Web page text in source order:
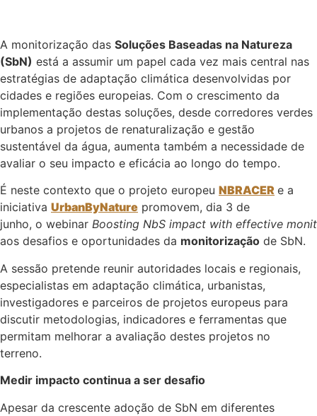
A monitorização das Soluções Baseadas na Natureza
(SbN) está a assumir um papel cada vez mais central nas
estratégias de adaptação climática desenvolvidas por
cidades e regiões europeias. Com o crescimento da
implementação destas soluções, desde corredores verdes
urbanos a projetos de renaturalização e gestão
sustentável da água, aumenta também a necessidade de
avaliar o seu impacto e eficácia ao longo do tempo.
É neste contexto que o projeto europeu NBRACER e a
iniciativa UrbanByNature promovem, dia 3 de
junho, o webinar Boosting NbS impact with effective
aos desafios e oportunidades da monitorização de SbN.
A sessão pretende reunir autoridades locais e regionais,
especialistas em adaptação climática, urbanistas,
investigadores e parceiros de projetos europeus para
discutir metodologias, indicadores e ferramentas que
permitam melhorar a avaliação destes projetos no
terreno.
Medir impacto continua a ser desafio
Apesar da crescente adoção de SbN em diferentes